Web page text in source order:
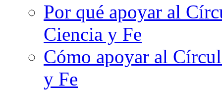
Por qué apoyar al
Ciencia y Fe
Cómo apoyar al
y Fe